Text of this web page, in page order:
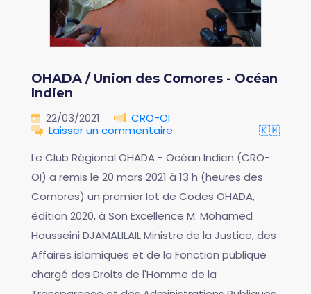
OHADA / Union des Comores - Océan
Indien
22/03/2021
CRO-OI
Laisser un commentaire
🇰🇲
Le Club Régional OHADA - Océan Indien (CRO-
OI) a remis le 20 mars 2021 à 13 h (heures des
Comores) un premier lot de Codes OHADA,
édition 2020, à Son Excellence M. Mohamed
Housseini DJAMALILAIL Ministre de la Justice, des
Affaires islamiques et de la Fonction publique
chargé des Droits de l'Homme de la